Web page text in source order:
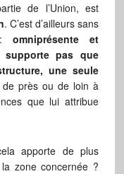
de l’Union, est
. C’est d’ailleurs sans
omniprésente et
supporte pas que
une seule
près ou de loin à
que lui attribue
apporte de plus
zone concernée ?